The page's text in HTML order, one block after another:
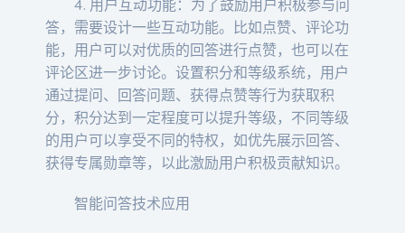
4. 用户互动功能：为了鼓励用户积极参与问
答，需要设计一些互动功能。比如点赞、评论功
能，用户可以对优质的回答进行点赞，也可以在
评论区进一步讨论。设置积分和等级系统，用户
通过提问、回答问题、获得点赞等行为获取积
分，积分达到一定程度可以提升等级，不同等级
的用户可以享受不同的特权，如优先展示回答、
获得专属勋章等，以此激励用户积极贡献知识。
智能问答技术应用